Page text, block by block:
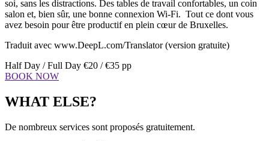
soi, sans les distractions. Des tables de travail confortables, un coin
salon et, bien sûr, une bonne connexion Wi-Fi. Tout ce dont vous
avez besoin pour être productif en plein cœur de Bruxelles.
Traduit avec www.DeepL.com/Translator (version gratuite)
Half Day / Full Day €20 / €35 pp
BOOK NOW
WHAT ELSE?
De nombreux services sont proposés gratuitement.